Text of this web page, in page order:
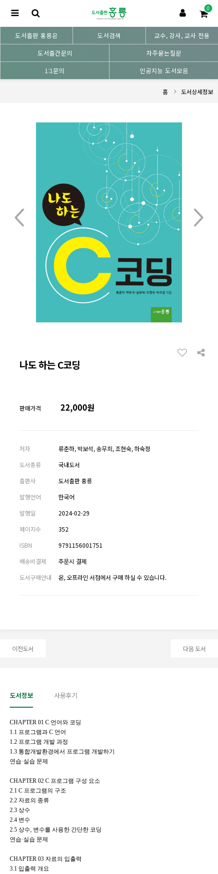
0
도서출판 홍릉은 도서검색
교수, 강사, 교사 전용
도서출간문의
자주묻는질문
1:1문의
인공지능 도서모음
홈 도서상세정보
나도 하는 C코딩
판매가격 22,000원
저자
류춘하, 박보석, 송무희, 조현숙, 하숙정
도서종류
국내도서
출판사
도서출판 홍릉
발행언어
한국어
발행일
2024-02-29
페이지수
352
ISBN
9791156001751
배송비결제
주문시 결제
도서구매안내
온, 오프라인 서점에서 구매 하실 수 있습니다.
이전도서 다음 도서
도서정보 사용후기
CHAPTER 01 C 언어와 코딩
1.1 프로그램과 C 언어
1.2 프로그램 개발 과정
1.3 통합개발환경에서 프로그램 개발하기
연습·실습 문제
CHAPTER 02 C 프로그램 구성 요소
2.1 C 프로그램의 구조
2.2 자료의 종류
2.3 상수
2.4 변수
2.5 상수, 변수를 사용한 간단한 코딩
연습·실습 문제
CHAPTER 03 자료의 입출력
3.1 입출력 개요